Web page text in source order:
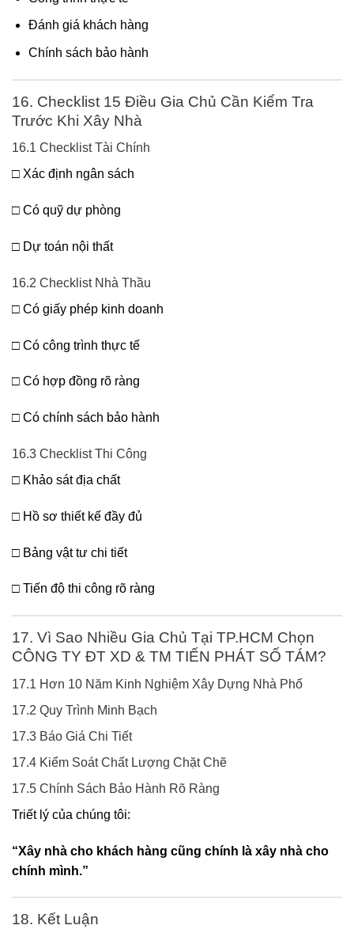
Đánh giá khách hàng
Chính sách bảo hành
16. Checklist 15 Điều Gia Chủ Cần Kiểm Tra
Trước Khi Xây Nhà
16.1 Checklist Tài Chính
□ Xác định ngân sách
□ Có quỹ dự phòng
□ Dự toán nội thất
16.2 Checklist Nhà Thầu
□ Có giấy phép kinh doanh
□ Có công trình thực tế
□ Có hợp đồng rõ ràng
□ Có chính sách bảo hành
16.3 Checklist Thi Công
□ Khảo sát địa chất
□ Hồ sơ thiết kế đầy đủ
□ Bảng vật tư chi tiết
□ Tiến độ thi công rõ ràng
17. Vì Sao Nhiều Gia Chủ Tại TP.HCM Chọn
CÔNG TY ĐT XD & TM TIẾN PHÁT SỐ TÁM?
17.1 Hơn 10 Năm Kinh Nghiệm Xây Dựng Nhà Phố
17.2 Quy Trình Minh Bạch
17.3 Báo Giá Chi Tiết
17.4 Kiểm Soát Chất Lượng Chặt Chẽ
17.5 Chính Sách Bảo Hành Rõ Ràng
Triết lý của chúng tôi:
“Xây nhà cho khách hàng cũng chính là xây nhà cho
chính mình.”
18. Kết Luận